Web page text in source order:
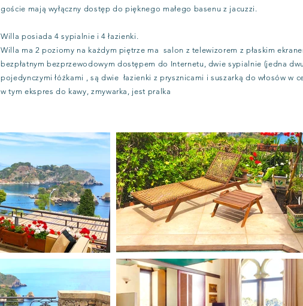
goście mają wyłączny dostęp do pięknego małego basenu z jacuzzi.
Willa posiada 4 sypialnie i 4 łazienki.
Willa ma 2 poziomy na każdym piętrze ma salon z telewizorem z płaskim
bezpłatnym bezprzewodowym dostępem do Internetu, dwie sypialnie (jedna
pojedynczymi łóżkami , są dwie łazienki z prysznicami i suszarką do włosów w
w tym ekspres do kawy, zmywarka, jest pralka